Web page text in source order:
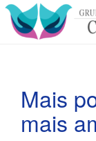
Mais
mais